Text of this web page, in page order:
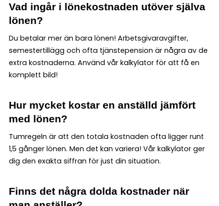
Vad ingår i lönekostnaden utöver själva
lönen?
Du betalar mer än bara lönen! Arbetsgivaravgifter,
semestertillägg och ofta tjänstepension är några av de
extra kostnaderna. Använd vår kalkylator för att få en
komplett bild!
Hur mycket kostar en anställd jämfört
med lönen?
Tumregeln är att den totala kostnaden ofta ligger runt
1,5 gånger lönen. Men det kan variera! Vår kalkylator ger
dig den exakta siffran för just din situation.
Finns det några dolda kostnader när